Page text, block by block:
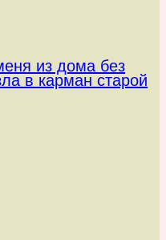
из дома без
в карман старой